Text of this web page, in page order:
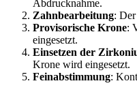
Abdrucknahme.
Zahnbearbeitung:
Provisorische Krone:
eingesetzt.
Einsetzen der
Krone wird eingesetzt.
Feinabstimmung: